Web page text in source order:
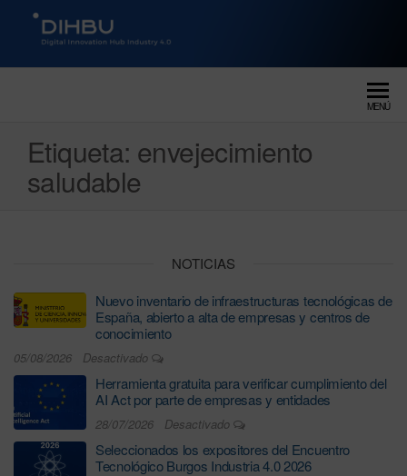
DIGITAL INNOVATION HUB
MENÚ
Etiqueta: envejecimiento
saludable
NOTICIAS
Nuevo inventario de infraestructuras tecnológicas de
España, abierto a alta de empresas y centros de
conocimiento
05/08/2026 Desactivado
Herramienta gratuita para verificar cumplimiento del
AI Act por parte de empresas y entidades
28/07/2026 Desactivado
Seleccionados los expositores del Encuentro
Tecnológico Burgos Industria 4.0 2026